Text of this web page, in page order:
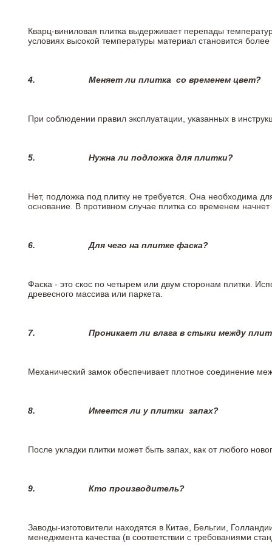
Кварц-виниловая плитка выдерживает перепады
условиях высокой температуры материал становится
4. Меняет ли плитка со временем цвет?
При соблюдении правил эксплуатации, указанных в
5. Нужна ли подложка для плитки?
Нет, подложка под плитку не требуется. Она необходима
основание. В противном случае плитка со временем
6.Для чего на плитке фаска?
Фаска - это скос по четырем или двум сторонам плитки.
древесного массива или паркета.
7. Проникает ли влага в стыки между
Механический замок обеспечивает плотное соединение
8. Имеется ли у плитки запах?
После укладки плитки может быть запах, как от любого
9. Кто производитель?
Заводы-изготовители находятся в Китае, Бельгии,
менеджмента качества (в соответствии с требованиями